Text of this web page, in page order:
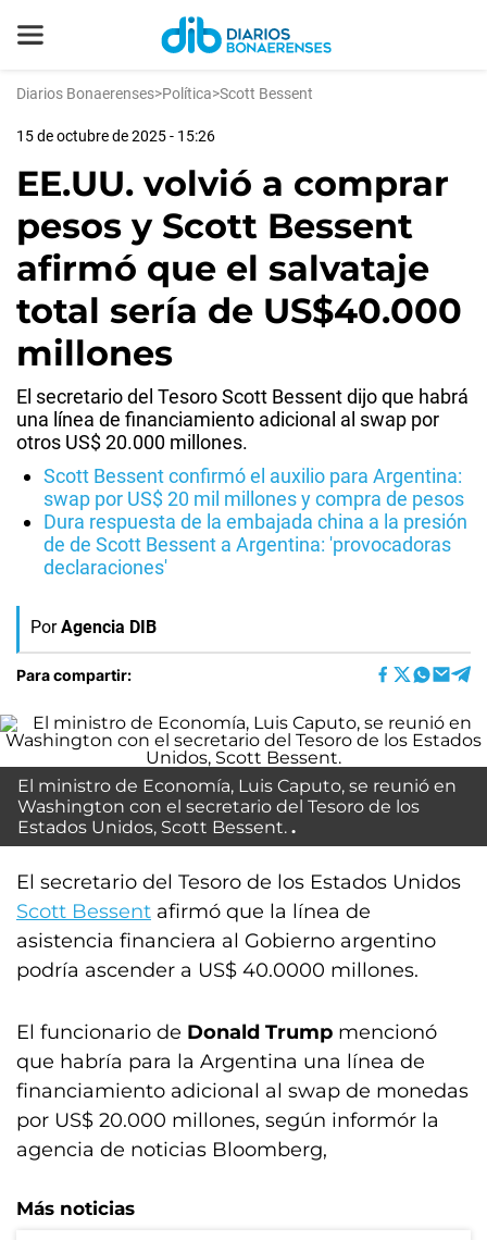
Diarios Bonaerenses>Política>Scott Bessent
15 de octubre de 2025 - 15:26
EE.UU. volvió a comprar
pesos y Scott Bessent
afirmó que el salvataje
total sería de US$40.000
millones
El secretario del Tesoro Scott Bessent dijo que habrá
una línea de financiamiento adicional al swap por
otros US$ 20.000 millones.
Scott Bessent confirmó el auxilio para Argentina:
swap por US$ 20 mil millones y compra de pesos
Dura respuesta de la embajada china a la presión
de de Scott Bessent a Argentina: 'provocadoras
declaraciones'
Por Agencia DIB
Para compartir:
El ministro de Economía, Luis Caputo, se reunió en
Washington con el secretario del Tesoro de los
Estados Unidos, Scott Bessent.
El secretario del Tesoro de los Estados Unidos
Scott Bessent afirmó que la línea de
asistencia financiera al Gobierno argentino
podría ascender a US$ 40.0000 millones.
El funcionario de Donald Trump mencionó
que habría para la Argentina una línea de
financiamiento adicional al swap de monedas
por US$ 20.000 millones, según informór la
agencia de noticias Bloomberg,
Más noticias